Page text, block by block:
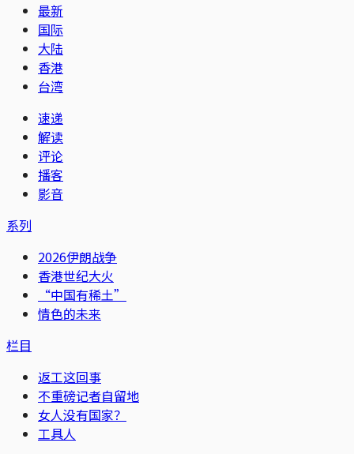
最新
国际
大陆
香港
台湾
速递
解读
评论
播客
影音
系列
2026伊朗战争
香港世纪大火
“中国有稀土”
情色的未来
栏目
返工这回事
不重磅记者自留地
女人没有国家？
工具人